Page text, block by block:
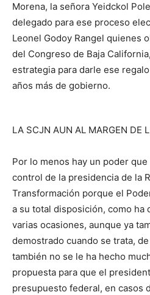
Morena, la señora Yeidckol
delegado para ese proceso
Leonel Godoy Rangel quienes
del Congreso de Baja
estrategia para darle ese
años más de gobierno.
LA SCJN AUN AL MARGEN DE
Por lo menos hay un poder
control de la presidencia de la
Transformación porque el
a su total disposición, como ha
varias ocasiones, aunque ya
demostrado cuando se trata,
también no se le ha hecho
propuesta para que el
presupuesto federal, en casos